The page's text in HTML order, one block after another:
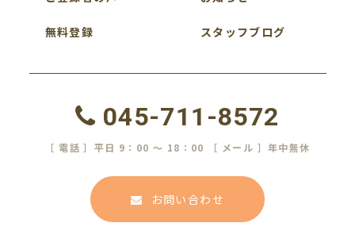
無料登録 スタッフブログ
045-711-8572
［ 電話 ］平日 9：00 ～ 18：00 ［ メール ］年中無休
お問い合わせ